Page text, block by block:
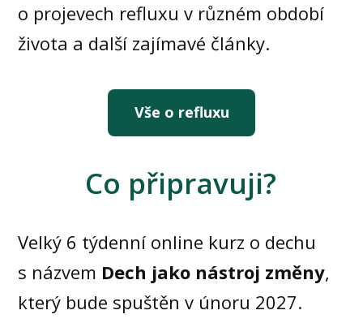
o projevech refluxu v různém období
života a další zajímavé články.
Vše o refluxu
Co připravuji?
Velký 6 týdenní online kurz o dechu
s názvem Dech jako nástroj změny,
který bude spuštěn v únoru 2027.